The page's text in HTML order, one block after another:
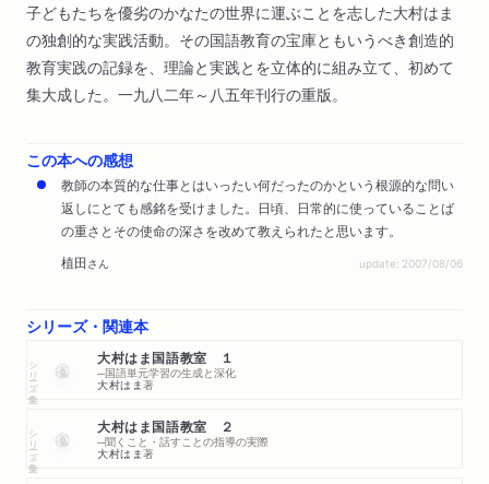
子どもたちを優劣のかなたの世界に運ぶことを志した大村はま
の独創的な実践活動。その国語教育の宝庫ともいうべき創造的
教育実践の記録を、理論と実践とを立体的に組み立て、初めて
集大成した。一九八二年～八五年刊行の重版。
この本への感想
教師の本質的な仕事とはいったい何だったのかという根源的な問い
返しにとても感銘を受けました。日頃、日常的に使っていることば
の重さとその使命の深さを改めて教えられたと思います。
植田さん update: 2007/08/06
シリーズ・関連本
シリーズ・全集 大村はま国語教室 １
─国語単元学習の生成と深化
大村はま著
シリーズ・全集 大村はま国語教室 ２
─聞くこと・話すことの指導の実際
大村はま著